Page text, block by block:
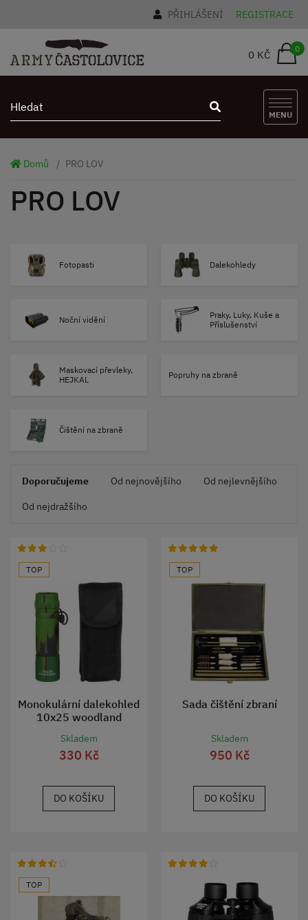
PŘIHLÁŠENÍ REGISTRACE
0 KČ 0
MENU
Domů PRO LOV
PRO LOV
Fotopasti Dalekohledy
Noční vidění
Praky, Luky, Kuše a
Příslušenství
Maskovací převleky,
HEJKAL
Popruhy na zbraně
Čištění na zbraně
Doporučujeme Od nejnovějšího Od nejlevnějšího
Od nejdražšího
TOP
Monokulární dalekohled
10x25 woodland
Skladem
330 Kč
DO KOŠÍKU
TOP
Sada čištění zbraní
Skladem
950 Kč
DO KOŠÍKU
TOP